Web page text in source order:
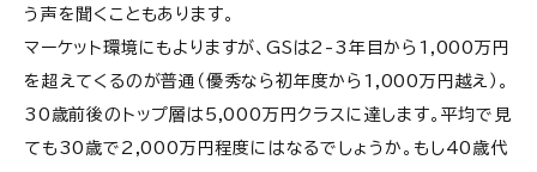
う声を聞くこともあります。
マーケット環境にもよりますが、GSは2-3年目から1,000万円
を超えてくるのが普通（優秀なら初年度から1,000万円越え）。
30歳前後のトップ層は5,000万円クラスに達します。平均で見
ても30歳で2,000万円程度にはなるでしょうか。もし40歳代